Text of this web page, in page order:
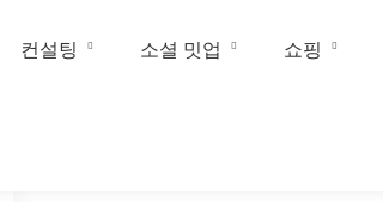
컨설팅 소셜 밋업 쇼핑